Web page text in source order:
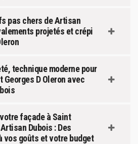
pas chers de Artisan
projetés et crépi
technique moderne pour
D Oleron avec
façade à Saint
Dubois : Des
goûts et votre budget